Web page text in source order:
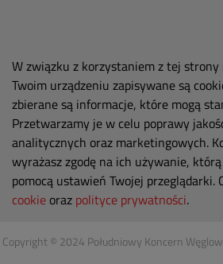
W związku z korzystaniem z tej
Twoim urządzeniu zapisywane są
zbierane są informacje, które mogą
Przetwarzamy je w celu poprawy
analitycznych oraz marketingowych.
wyrażasz zgodę na ich używanie,
pomocą ustawień Twojej przeglądarki.
cookie oraz polityce prywatności.
Copyright © 2024 Południowy Koncern